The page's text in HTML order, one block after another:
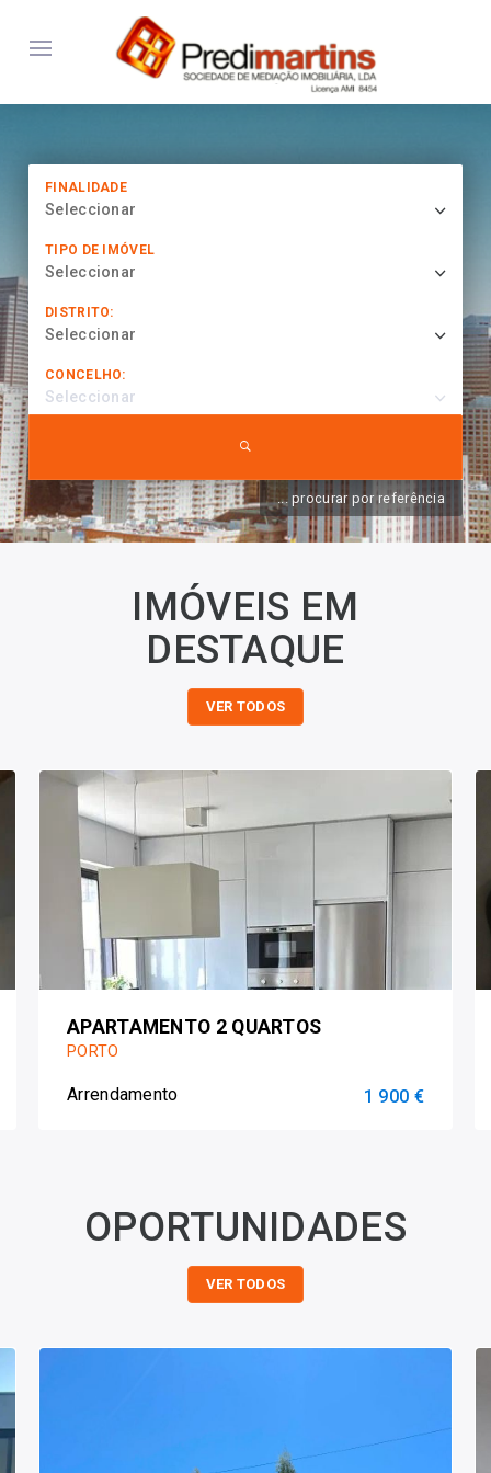
FINALIDADE
Seleccionar
TIPO DE IMÓVEL
Seleccionar
DISTRITO:
Seleccionar
CONCELHO:
Seleccionar
... procurar por referência
IMÓVEIS EM
DESTAQUE
VER TODOS
APARTAMENTO 2 QUARTOS
PORTO
Arrendamento 1 900 €
OPORTUNIDADES
VER TODOS